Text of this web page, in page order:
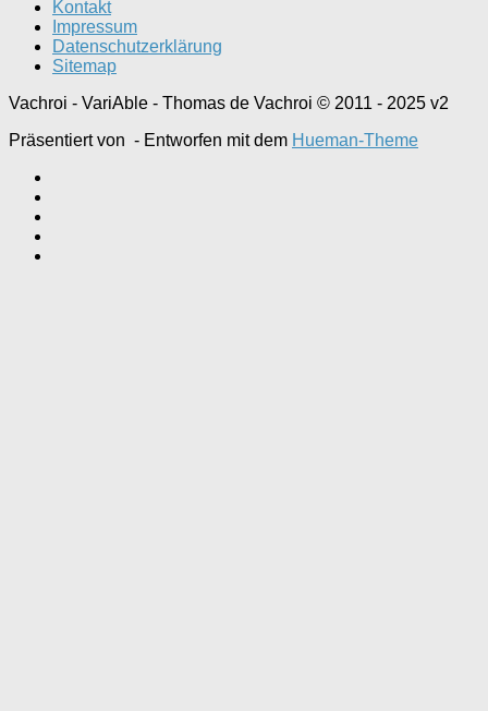
Kontakt
Impressum
Datenschutzerklärung
Sitemap
Vachroi - VariAble - Thomas de Vachroi © 2011 - 2025 v2
Präsentiert von - Entworfen mit dem Hueman-Theme